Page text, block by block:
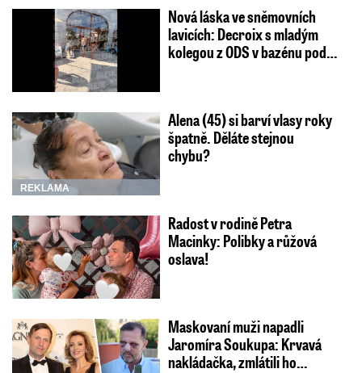
Nová láska ve sněmovních
lavicích: Decroix s mladým
kolegou z ODS v bazénu pod…
REKLAMA
Alena (45) si barví vlasy roky
špatně. Děláte stejnou
chybu?
Radost v rodině Petra
Macinky: Polibky a růžová
oslava!
Maskovaní muži napadli
Jaromíra Soukupa: Krvavá
nakládačka, zmlátili ho…